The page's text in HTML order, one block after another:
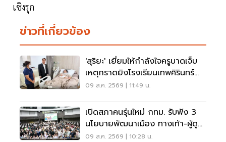
เชิงรุก
ข่าวที่เกี่ยวข้อง
'สุริยะ' เยี่ยมให้กำลังใจครูบาดเจ็บ
เหตุกราดยิงโรงเรียนเทพศิรินทร์
นนทบุรี
09 ส.ค. 2569 | 11:49 น.
เปิดสภาคนรุ่นใหม่ กทม. รับฟัง 3
นโยบายพัฒนาเมือง ทางเท้า-ผู้ดู
แลออทิสติก-จักรยาน
09 ส.ค. 2569 | 10:28 น.